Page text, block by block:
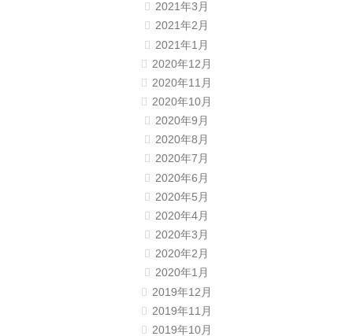
2021年3月
2021年2月
2021年1月
2020年12月
2020年11月
2020年10月
2020年9月
2020年8月
2020年7月
2020年6月
2020年5月
2020年4月
2020年3月
2020年2月
2020年1月
2019年12月
2019年11月
2019年10月